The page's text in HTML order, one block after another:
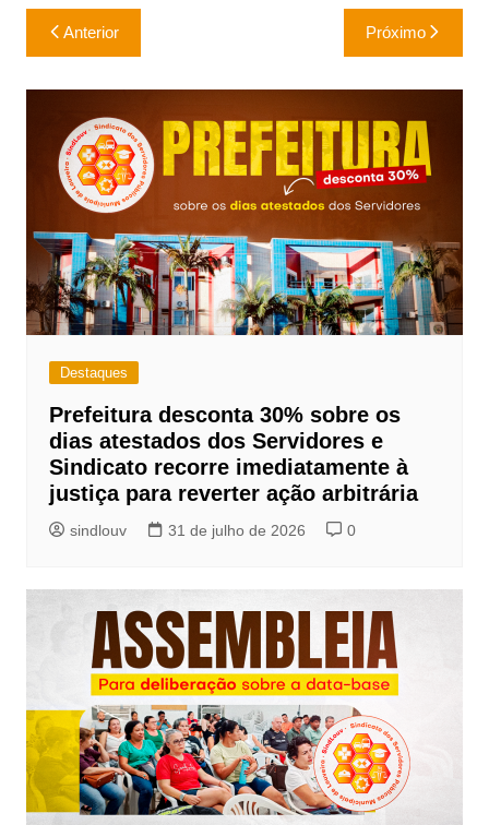
at
s
A
p
p
c
e
b
o
o
k
Li
n
k
Navegação
de
Post
Anterior Próximo
Destaques
Prefeitura desconta 30% sobre os
dias atestados dos Servidores e
Sindicato recorre imediatamente à
justiça para reverter ação arbitrária
sindlouv 31 de julho de 2026 0